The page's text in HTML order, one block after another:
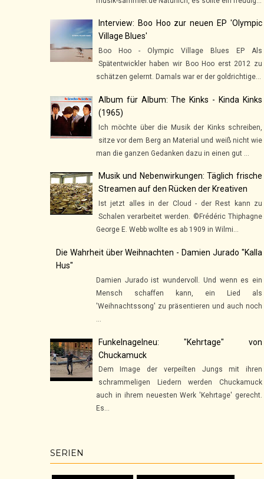
Interview: Boo Hoo zur neuen EP 'Olympic
Village Blues'
Boo Hoo - Olympic Village Blues EP Als
Spätentwickler haben wir Boo Hoo erst 2012 zu
schätzen gelernt. Damals war er der goldrichtige...
Album für Album: The Kinks - Kinda Kinks
(1965)
Ich möchte über die Musik der Kinks schreiben,
sitze vor dem Berg an Material und weiß nicht wie
man die ganzen Gedanken dazu in einen gut ...
Musik und Nebenwirkungen: Täglich frische
Streamen auf den Rücken der Kreativen
Ist jetzt alles in der Cloud - der Rest kann zu
Schalen verarbeitet werden. ©Frédéric Thiphagne
George E. Webb wollte es ab 1909 in Wilmi...
Die Wahrheit über Weihnachten - Damien Jurado "Kalla
Hus"
Damien Jurado ist wundervoll. Und wenn es ein
Mensch schaffen kann, ein Lied als
'Weihnachtssong' zu präsentieren und auch noch
...
Funkelnagelneu: "Kehrtage" von
Chuckamuck
Dem Image der verpeilten Jungs mit ihren
schrammeligen Liedern werden Chuckamuck
auch in ihrem neuesten Werk 'Kehrtage' gerecht.
Es...
SERIEN